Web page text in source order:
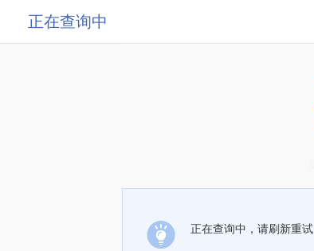
正在查询中
正在查询中，请刷新重试